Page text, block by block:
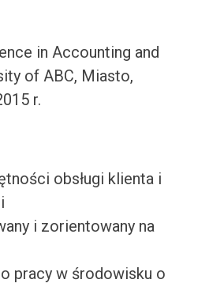
in Accounting and
of ABC, Miasto,
r.
obsługi klienta i
i zorientowany na
pracy w środowisku o